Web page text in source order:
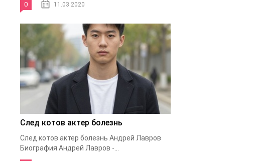
0 11.03.2020
След котов актер болезнь
След котов актер болезнь Андрей Лавров
Биография Андрей Лавров -...